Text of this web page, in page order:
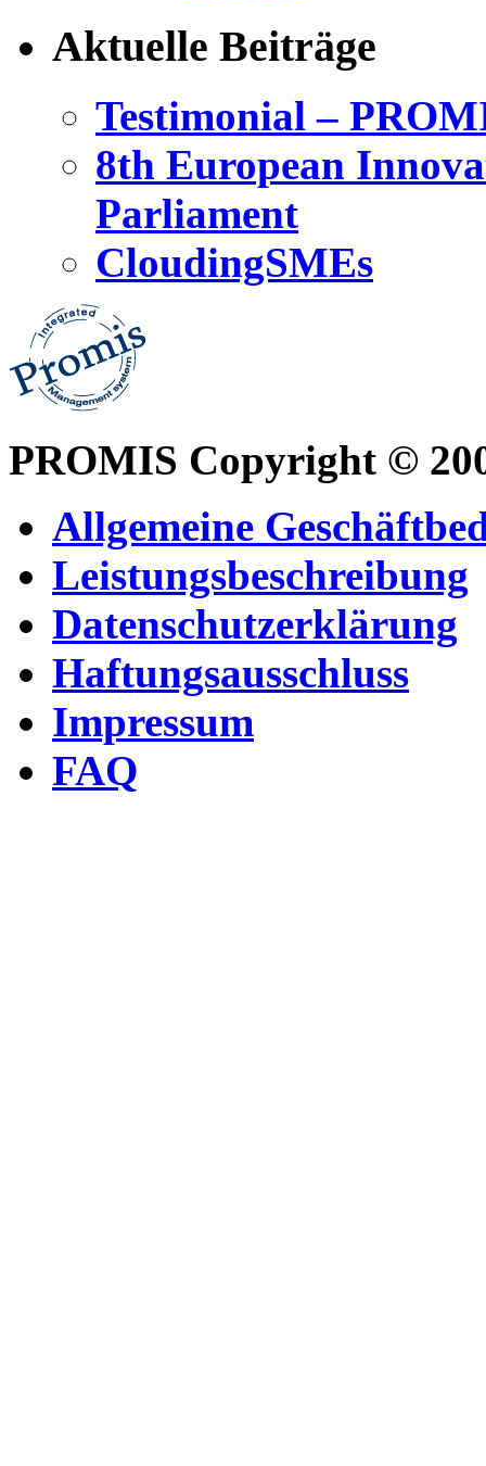
Aktuelle Beiträge
Testimonial –
8th European
Parliament
CloudingSMEs
PROMIS Copyright ©
Allgemeine
Leistungsbeschreibung
Datenschutzerklärung
Haftungsausschluss
Impressum
FAQ